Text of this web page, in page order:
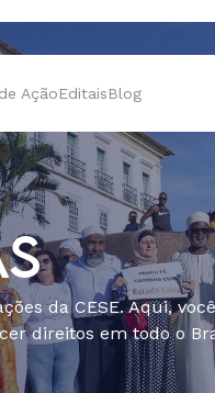
AçãoEditaisBlog
da CESE. Aqui, você
direitos em todo o